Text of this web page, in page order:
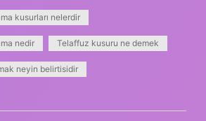
kusurları nelerdir
nedir Telaffuz kusuru ne demek
neyin belirtisidir